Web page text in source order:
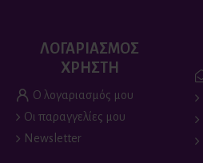
ΛΟΓΑΡΙΑΣΜΟΣ
ΧΡΗΣΤΗ
Ο λογαριασμός μου
Οι παραγγελίες μου
Newsletter